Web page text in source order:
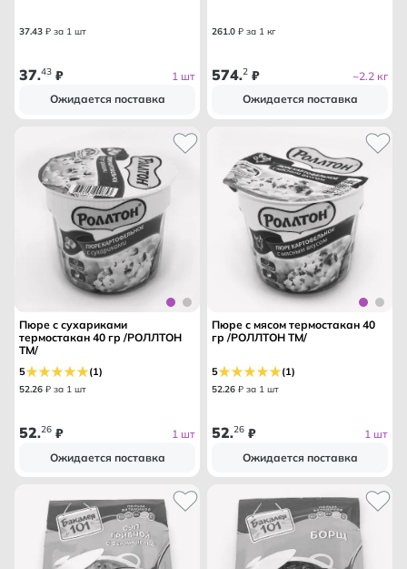
37.43 ₽ за 1 шт
37.43 ₽
1 шт
Ожидается поставка
261.0 ₽ за 1 кг
574.2 ₽
~2.2 кг
Ожидается поставка
Пюре с сухариками
термостакан 40 гр /РОЛЛТОН
ТМ/
5 (1)
52.26 ₽ за 1 шт
52.26 ₽
1 шт
Ожидается поставка
Пюре с мясом термостакан 40
гр /РОЛЛТОН ТМ/
5 (1)
52.26 ₽ за 1 шт
52.26 ₽
1 шт
Ожидается поставка